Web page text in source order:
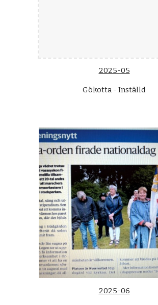
2025-05
Gökotta - Inställd
2025-06